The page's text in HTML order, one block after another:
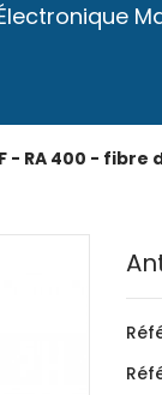
- RA 400 - fibre